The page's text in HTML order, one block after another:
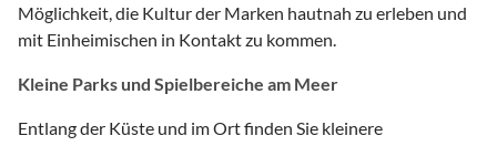
Möglichkeit, die Kultur der Marken hautnah zu erleben und
mit Einheimischen in Kontakt zu kommen.
Kleine Parks und Spielbereiche am Meer
Entlang der Küste und im Ort finden Sie kleinere